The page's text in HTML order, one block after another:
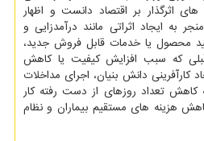
اثرگذار بر اقتصاد دانست و اظهار
ایجاد اثراتی مانند درآمدزایی و
محصول یا خدمات قابل فروش جدید،
که سبب افزایش کیفیت یا کاهش
کارآفرینی دانش بنیان، اجرای مداخلات
کاهش تعداد روزهای از دست رفته کار
کاهش هزینه های مستقیم بیماران و نظام